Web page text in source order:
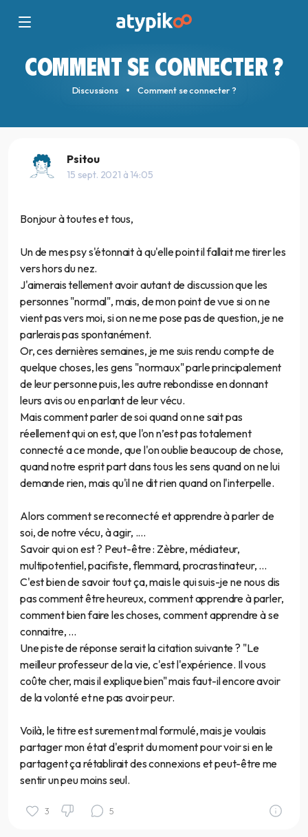
COMMENT SE CONNECTER ?
Discussions Comment se connecter ?
Psitou
15 sept. 2021 à 14:05
Bonjour à toutes et tous,
Un de mes psy s'étonnait à qu'elle point il fallait me tirer les
vers hors du nez.
J'aimerais tellement avoir autant de discussion que les
personnes "normal", mais, de mon point de vue si on ne
vient pas vers moi, si on ne me pose pas de question, je ne
parlerais pas spontanément.
Or, ces dernières semaines, je me suis rendu compte de
quelque choses, les gens "normaux" parle principalement
de leur personne puis, les autre rebondisse en donnant
leurs avis ou en parlant de leur vécu.
Mais comment parler de soi quand on ne sait pas
réellement qui on est, que l'on n’est pas totalement
connecté a ce monde, que l'on oublie beaucoup de chose,
quand notre esprit part dans tous les sens quand on ne lui
demande rien, mais qu'il ne dit rien quand on l'interpelle.
Alors comment se reconnecté et apprendre à parler de
soi, de notre vécu, à agir, ....
Savoir qui on est ? Peut-être : Zèbre, médiateur,
multipotentiel, pacifiste, flemmard, procrastinateur, ...
C'est bien de savoir tout ça, mais le qui suis-je ne nous dis
pas comment être heureux, comment apprendre à parler,
comment bien faire les choses, comment apprendre à se
connaitre, ...
Une piste de réponse serait la citation suivante ? "Le
meilleur professeur de la vie, c'est l'expérience. Il vous
coûte cher, mais il explique bien" mais faut-il encore avoir
de la volonté et ne pas avoir peur.
Voilà, le titre est surement mal formulé, mais je voulais
partager mon état d'esprit du moment pour voir si en le
partagent ça rétablirait des connexions et peut-être me
sentir un peu moins seul.
3 5